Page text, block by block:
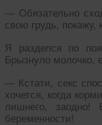
— Обязательно
свою грудь,
Я разделся по
Брызнуло молочко,
— Кстати, секс
хочется, когда
лишнего,
беременности!